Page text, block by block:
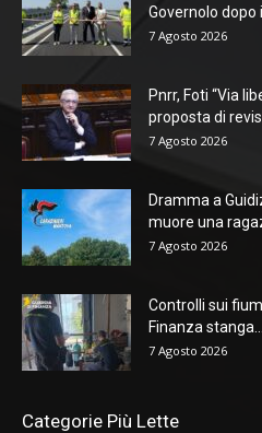
Governolo dopo
7 Agosto 2026
Pnrr, Foti “Via
proposta di
7 Agosto 2026
Dramma a
muore una
7 Agosto 2026
Controlli sui
Finanza stanga...
7 Agosto 2026
Categorie Più Lette